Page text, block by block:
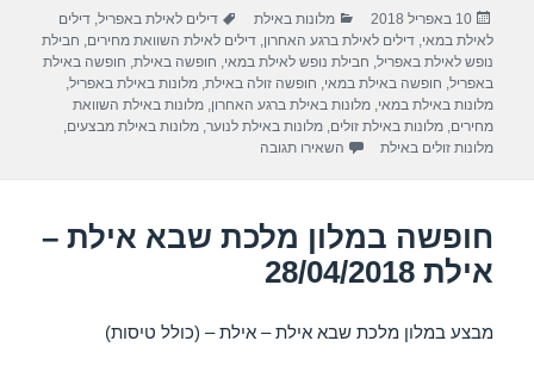
e
b
o
o
s
A
p
p
gr
a
m
e
פורסם
בתאריך
10 באפריל 2018 קטגוריות
מלונות באילת תגיות
דילים לאילת באפריל ,דילים
לאילת במאי ,דילים לאילת ברגע האחרון ,דילים לאילת השוואת מחירים חבילת
נופש לאילת באפריל חבילת נופש לאילת במאי חופשה באילת חופשה באילת
באפריל חופשה באילת במאי חופשה זולה באילת ,מלונות באילת באפריל
מלונות באילת במאי ,מלונות באילת ברגע האחרון ,מלונות באילת השוואת
מחירים ,מלונות באילת זולים ,מלונות באילת לנוער ,מלונות באילת מבצעים
מלונות זולים באילת
השאירו תגובה
חופשה במלון מלכת שבא אילת –
אילת 28/04/2018
מבצע במלון מלכת שבא אילת – אילת – (כולל טיסות)